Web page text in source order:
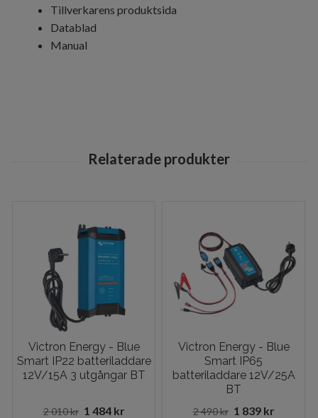
Tillverkarens produktsida
Datablad
Manual
Victron Energy - Blue
Smart IP22 batteriladdare
12V/15A 3 utgångar BT
2 010 kr 1 484 kr
Victron Energy - Blue
Smart IP65
batteriladdare 12V/25A
BT
2 490 kr 1 839 kr